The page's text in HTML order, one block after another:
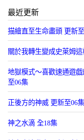
最近更新
描繪直至生命盡頭 更新
關於我轉生變成史萊姆
地獄模式～喜歡速通遊
至06集
正後方的神威 更新至06集
神之水滴 全18集